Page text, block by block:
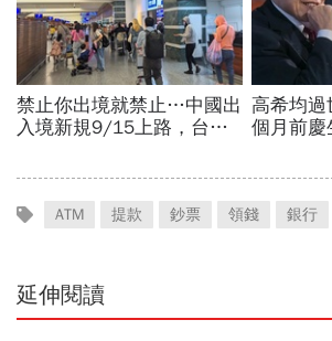
ATM 提款 鈔票 領錢 銀行
延伸閱讀